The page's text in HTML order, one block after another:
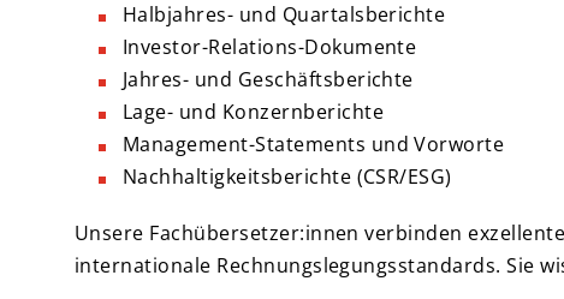
Halbjahres- und Quartalsberichte
Investor-Relations-Dokumente
Jahres- und Geschäftsberichte
Lage- und Konzernberichte
Management-Statements und Vorworte
Nachhaltigkeitsberichte (CSR/ESG)
Unsere Fachübersetzer:innen verbinden
internationale Rechnungslegungsstandards. Sie